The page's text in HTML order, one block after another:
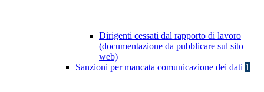
Dirigenti cessati dal rapporto di lavoro
(documentazione da pubblicare sul sito
web)
Sanzioni per mancata comunicazione dei dati 1